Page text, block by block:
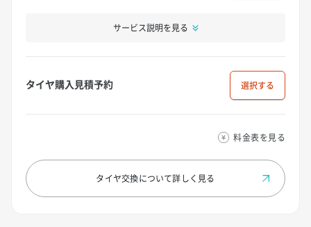
サービス説明を見る
タイヤ購入見積予約 選択
料金表を見る
タイヤ交換について詳しく見る